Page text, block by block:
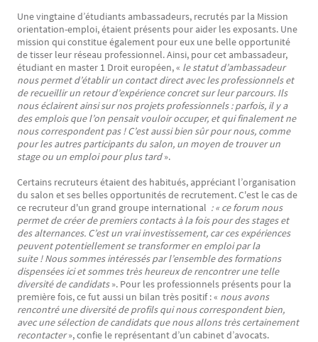
Une vingtaine d’étudiants ambassadeurs, recrutés par la Mission
orientation-emploi, étaient présents pour aider les exposants. Une
mission qui constitue également pour eux une belle opportunité
de tisser leur réseau professionnel. Ainsi, pour cet ambassadeur,
étudiant en master 1 Droit européen, « le statut d’ambassadeur
nous permet d’établir un contact direct avec les professionnels et
de recueillir un retour d’expérience concret sur leur parcours. Ils
nous éclairent ainsi sur nos projets professionnels : parfois, il y a
des emplois que l’on pensait vouloir occuper, et qui finalement ne
nous correspondent pas ! C’est aussi bien sûr pour nous, comme
pour les autres participants du salon, un moyen de trouver un
stage ou un emploi pour plus tard».
Certains recruteurs étaient des habitués, appréciant l’organisation
du salon et ses belles opportunités de recrutement. C'est le cas de
ce recruteur d'un grand groupe international : « ce forum nous
permet de créer de premiers contacts à la fois pour des stages et
desalternances. C’est un vrai investissement, car ces expériences
peuvent potentiellement se transformer en emploi par la
suite ! Nous sommes intéressés par l’ensemble des formations
dispensées ici et sommes très heureux de rencontrer une telle
diversité de candidats». Pour les professionnels présents pour la
première fois, ce fut aussi un bilan très positif : « nous avons
rencontré une diversité de profils qui nous correspondent bien,
avec une sélection de candidats que nous allons très certainement
recontacter», confie le représentant d’un cabinet d’avocats.